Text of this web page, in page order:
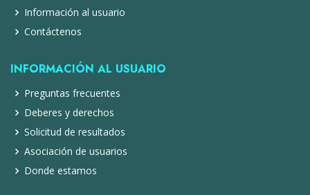
Información al usuario
Contáctenos
INFORMACIÓN AL USUARIO
Preguntas frecuentes
Deberes y derechos
Solicitud de resultados
Asociación de usuarios
Donde estamos